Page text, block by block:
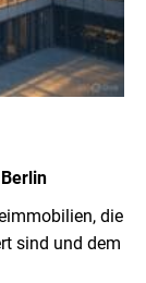
die
sind und dem